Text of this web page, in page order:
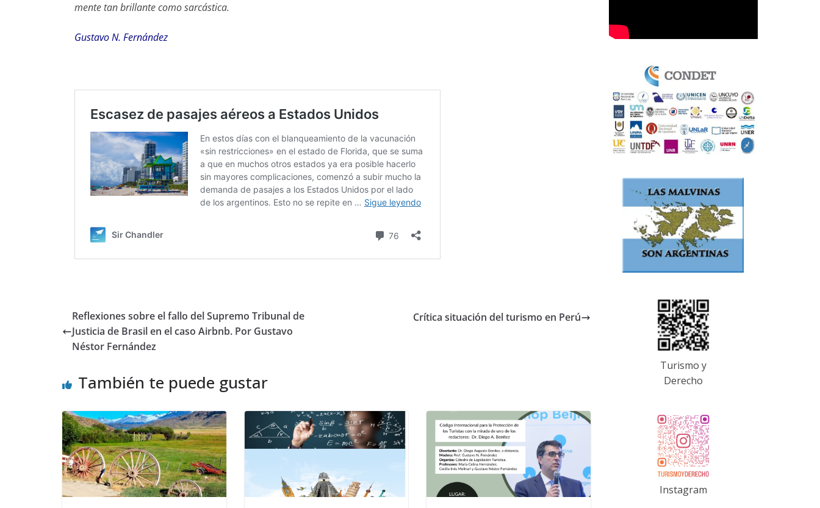
mente tan brillante como sarcástica.
Gustavo N. Fernández
Reflexiones sobre el fallo del Supremo Tribunal de
Justicia de Brasil en el caso Airbnb. Por Gustavo
Néstor Fernández
Crítica situación del turismo en Perú
También te puede gustar
Turismo y
Derecho
Instagram